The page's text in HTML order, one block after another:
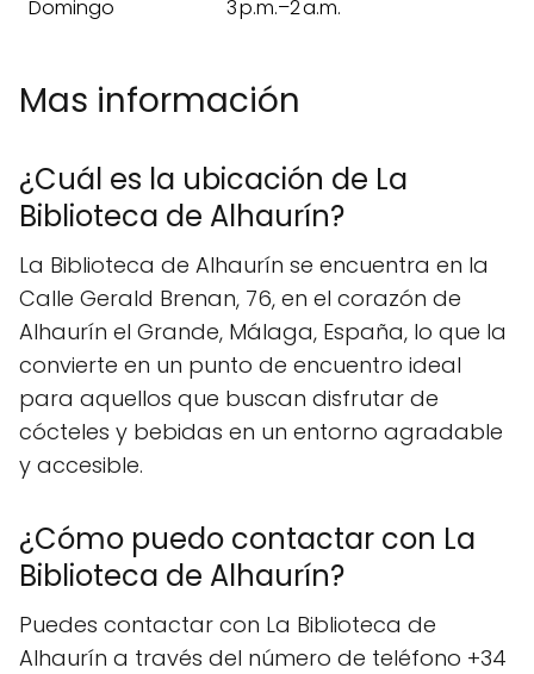
Domingo
3 p.m.–2 a.m.
Mas información
¿Cuál es la ubicación de La
Biblioteca de Alhaurín?
La Biblioteca de Alhaurín se encuentra en la
Calle Gerald Brenan, 76, en el corazón de
Alhaurín el Grande, Málaga, España, lo que la
convierte en un punto de encuentro ideal
para aquellos que buscan disfrutar de
cócteles y bebidas en un entorno agradable
y accesible.
¿Cómo puedo contactar con La
Biblioteca de Alhaurín?
Puedes contactar con La Biblioteca de
Alhaurín a través del número de teléfono +34